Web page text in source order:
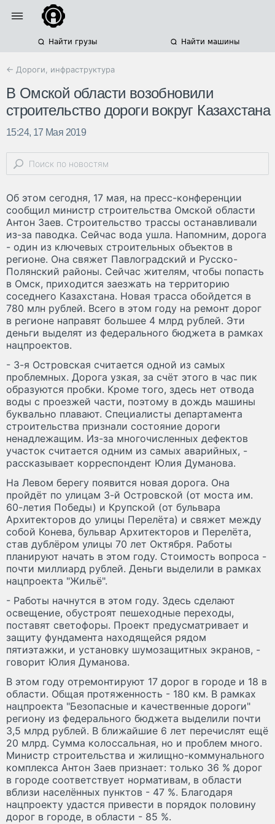
Найти грузы Найти машины
← Дороги, инфраструктура
В Омской области возобновили
строительство дороги вокруг Казахстана
15:24, 17 Мая 2019
Об этом сегодня, 17 мая, на пресс-конференции
сообщил министр строительства Омской области
Антон Заев. Строительство трассы останавливали
из-за паводка. Сейчас вода ушла. Напомним, дорога
- один из ключевых строительных объектов в
регионе. Она свяжет Павлоградский и Русско-
Полянский районы. Сейчас жителям, чтобы попасть
в Омск, приходится заезжать на территорию
соседнего Казахстана. Новая трасса обойдется в
780 млн рублей. Всего в этом году на ремонт дорог
в регионе направят большее 4 млрд рублей. Эти
деньги выделят из федерального бюджета в рамках
нацпроектов.
- 3-я Островская считается одной из самых
проблемных. Дорога узкая, за счёт этого в час пик
образуются пробки. Кроме того, здесь нет отвода
воды с проезжей части, поэтому в дождь машины
буквально плавают. Специалисты департамента
строительства признали состояние дороги
ненадлежащим. Из-за многочисленных дефектов
участок считается одним из самых аварийных, -
рассказывает корреспондент Юлия Думанова.
На Левом берегу появится новая дорога. Она
пройдёт по улицам 3-й Островской (от моста им.
60-летия Победы) и Крупской (от бульвара
Архитекторов до улицы Перелёта) и свяжет между
собой Конева, бульвар Архитекторов и Перелёта,
став дублёром улицы 70 лет Октября. Работы
планируют начать в этом году. Стоимость вопроса -
почти миллиард рублей. Деньги выделили в рамках
нацпроекта "Жильё".
- Работы начнутся в этом году. Здесь сделают
освещение, обустроят пешеходные переходы,
поставят светофоры. Проект предусматривает и
защиту фундамента находящейся рядом
пятиэтажки, и установку шумозащитных экранов, -
говорит Юлия Думанова.
В этом году отремонтируют 17 дорог в городе и 18 в
области. Общая протяженность - 180 км. В рамках
нацпроекта "Безопасные и качественные дороги"
региону из федерального бюджета выделили почти
3,5 млрд рублей. В ближайшие 6 лет перечислят ещё
20 млрд. Сумма колоссальная, но и проблем много.
Министр строительства и жилищно-коммунального
комплекса Антон Заев признает: только 36 % дорог
в городе соответствует нормативам, в области
вблизи населённых пунктов - 47 %. Благодаря
нацпроекту удастся привести в порядок половину
дорог в городе, в области - 85 %.